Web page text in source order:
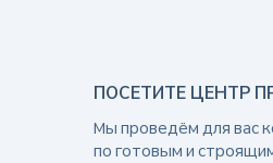
ПОСЕТИТЕ ЦЕНТР
Мы проведём для вас
по готовым и